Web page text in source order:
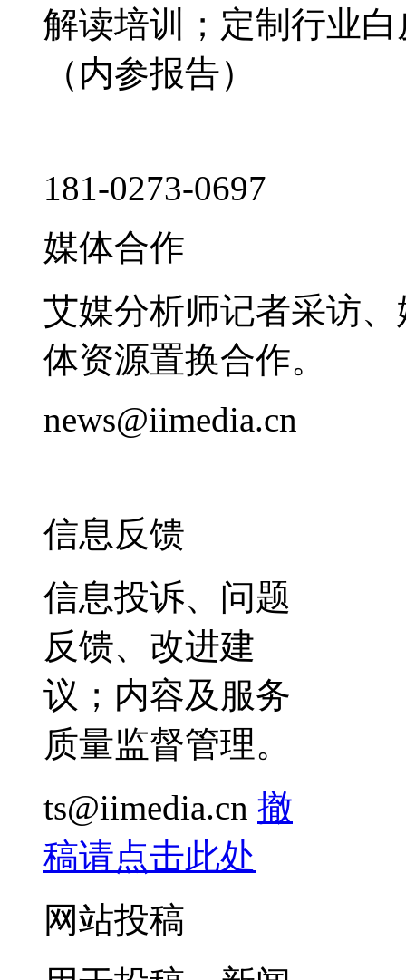
解读培训；定制行业
（内参报告）
181-0273-0697
媒体合作
艾媒分析师记者采访
体资源置换合作。
news@iimedia.cn
信息反馈
信息投诉、问题
反馈、改进建
议；内容及服务
质量监督管理。
ts@iimedia.cn 撤
稿请点击此处
网站投稿